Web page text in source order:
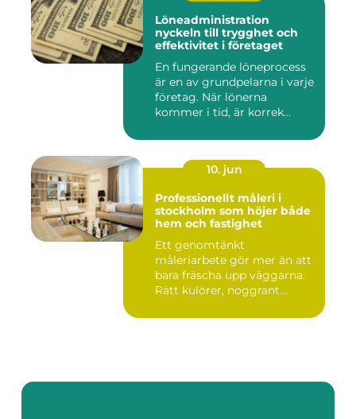
Löneadministration
nyckeln till trygghet och
effektivitet i företaget
En fungerande löneprocess
är en av grundpelarna i varje
företag. När lönerna
kommer i tid, är korrek...
10. jun
Professionellt måleri i
stockholm som höjer både
hem och fastighet
Ett genomtänkt
måleriarbete gör mer än att
bara fräscha upp väggarna.
Rätt kulörer, noggrant